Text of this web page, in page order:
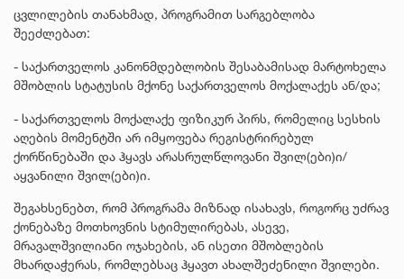
ცვლილების თანახმად, პროგრამით სარგებლობა
შეეძლებათ:
- საქართველოს კანონმდებლობის შესაბამისად მარტოხელა
მშობლის სტატუსის მქონე საქართველოს მოქალაქეს ან/და;
- საქართველოს მოქალაქე ფიზიკურ პირს, რომელიც სესხის
აღების მომენტში არ იმყოფება რეგისტრირებულ
ქორწინებაში და ჰყავს არასრულწლოვანი შვილ(ები)ი/
აყვანილი შვილ(ები)ი.
შეგახსენებთ, რომ პროგრამა მიზნად ისახავს, როგორც უძრავ
ქონებაზე მოთხოვნის სტიმულირებას, ასევე,
მრავალშვილიანი ოჯახების, ან ისეთი მშობლების
მხარდაჭერას, რომლებსაც ჰყავთ ახალშეძენილი შვილები.